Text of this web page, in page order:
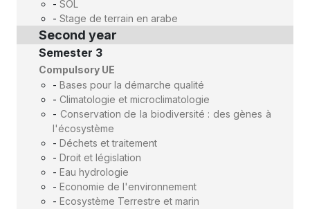
- SOL
- Stage de terrain en arabe
Second year
Semester 3
Compulsory UE
- Bases pour la démarche qualité
- Climatologie et microclimatologie
- Conservation de la biodiversité : des gènes à
l'écosystème
- Déchets et traitement
- Droit et législation
- Eau hydrologie
- Economie de l'environnement
- Ecosystème Terrestre et marin